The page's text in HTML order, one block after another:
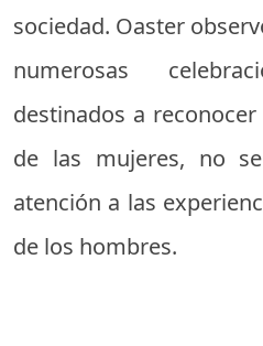
sociedad. Oaster
numerosas
destinados a
de las mujeres, no
atención a las
de los hombres.